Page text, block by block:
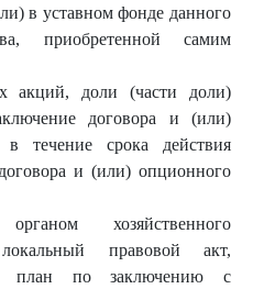
в уставном фонде данного
приобретенной самим
акций, доли (части доли)
договора и (или)
течение срока действия
и (или) опционного
хозяйственного
правовой акт,
план по заключению с